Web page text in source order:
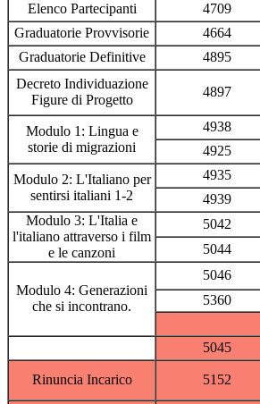
Elenco Partecipanti
4709
Graduatorie Provvisorie
4664
Graduatorie Definitive
4895
Decreto Individuazione
Figure di Progetto
4897
Modulo 1: Lingua e
storie di migrazioni
4938
4925
Modulo 2: L'Italiano per
sentirsi italiani 1-2
4935
4939
Modulo 3: L'Italia e
l'italiano attraverso i film
e le canzoni
5042
5044
Modulo 4: Generazioni
che si incontrano.
5046
5360
5045
Rinuncia Incarico 5152